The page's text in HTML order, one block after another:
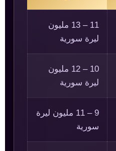
11 – 13 مليون
ليرة سورية
10 – 12 مليون
ليرة سورية
9 – 11 مليون ليرة
سورية